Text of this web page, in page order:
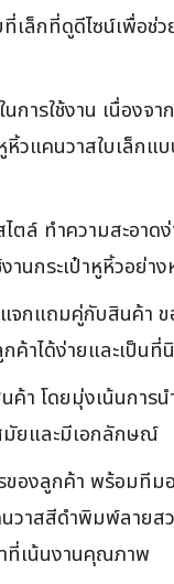
เล็กที่ดูดีไซน์เพื่อ
ารใช้งาน เนื่องจ
แคนวาสใบเล็ก
ล์ ทำความสะอา
นกระเป๋าหูหิ้วอย่า
จกแถมคู่กับสินค้า
าได้ง่ายและเป็นที่
า โดยมุ่งเน้นการ
มัยและมีเอกลักษณ์
ของลูกค้า พร้อมที
วาสสีดำพิมพ์ลา
ที่เน้นงานคุณภาพ